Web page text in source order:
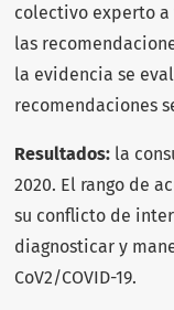
colectivo experto a
las
la evidencia se
recomendaciones
Resultados: la
2020. El rango de
su conflicto de
diagnosticar y
CoV2/COVID-19.